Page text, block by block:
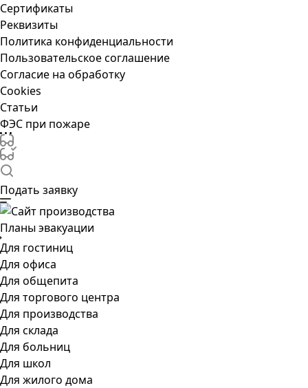
Сертификаты
Реквизиты
Политика конфиденциальности
Пользовательское соглашение
Согласие на обработку
Cookies
Статьи
ФЭС при пожаре
Подать заявку
Планы эвакуации
Для гостиниц
Для офиса
Для общепита
Для торгового центра
Для производства
Для склада
Для больниц
Для школ
Для жилого дома